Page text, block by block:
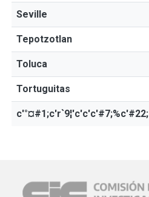
Seville
Tepotzotlan
Toluca
Tortuguitas
c'°¤#1;c'r`9¦'c'c'c'#7;%c'#22;